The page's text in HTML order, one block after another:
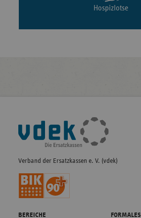
Hospizlotse
Fußleisten-
Navigation
Verband der Ersatzkassen e. V. (vdek)
BEREICHE FORMALES